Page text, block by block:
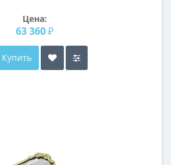
основанием KN16
Цена:
63 360 ₽
Купить